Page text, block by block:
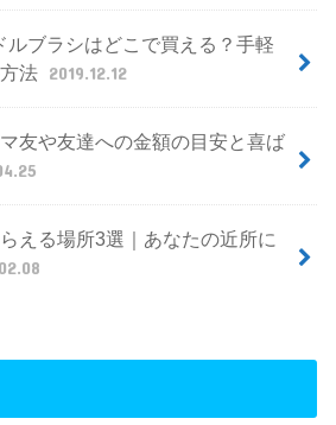
ルブラシはどこで買える？手軽
法 2019.12.12
友や友達への金額の目安と喜ば
える場所3選｜あなたの近所に